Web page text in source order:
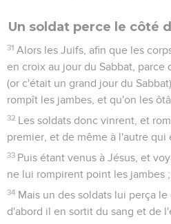
Un soldat perce le côté
31 Alors les Juifs, afin que les
en croix au jour du Sabbat, parce
(or c'était un grand jour du
rompît les jambes, et qu'on les
32 Les soldats donc vinrent, et
premier, et de même à l'autre qui
33 Puis étant venus à Jésus, et
ne lui rompirent point les jambes ;
34 Mais un des soldats lui perça
d'abord il en sortit du sang et de